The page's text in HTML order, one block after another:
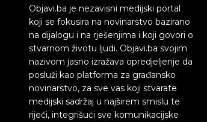
Objavi.ba je nezavisni medijski portal
koji se fokusira na novinarstvo bazirano
na dijalogu i na rješenjima i koji govori o
stvarnom životu ljudi. Objavi.ba svojim
nazivom jasno izražava opredjeljenje da
posluži kao platforma za građansko
novinarstvo, za sve vas koji stvarate
medijski sadržaj u najširem smislu te
riječi, integrišući sve komunikacijske